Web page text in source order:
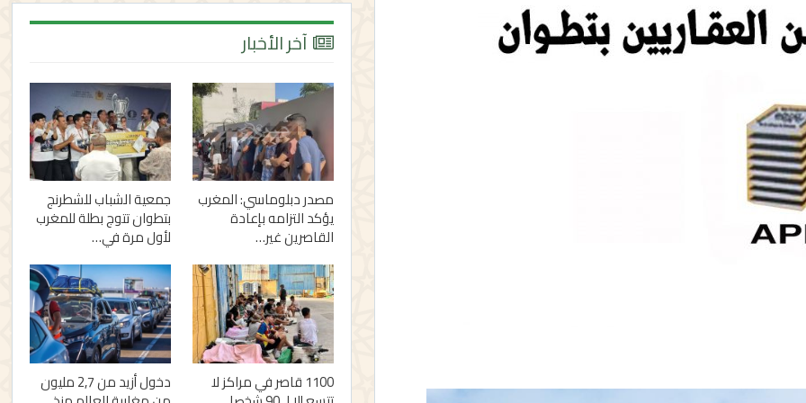
آخر الأخبار
مصدر دبلوماسي: المغرب
يؤكد التزامه بإعادة
القاصرين غير…
جمعية الشباب للشطرنج
بتطوان تتوج بطلة للمغرب
لأول مرة في…
1100 قاصر في مراكز لا دخول أزيد من 2,7 مليون